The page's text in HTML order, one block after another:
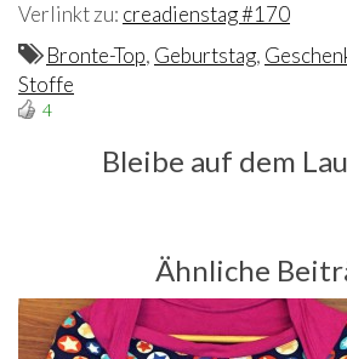
Verlinkt zu: creadienstag #170
Bronte-Top, Geburtstag,
Stoffe
4
Bleibe auf dem
Ähnliche